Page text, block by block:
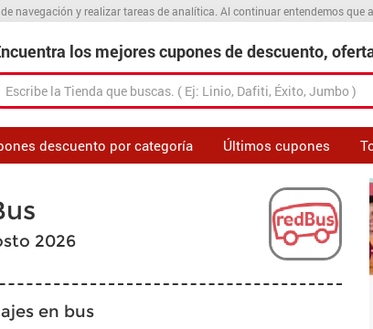
navegación y realizar tareas de analítica. Al continuar entendemos que
los mejores cupones de descuento,
descuento por categoría Últimos cupones
2026
en bus